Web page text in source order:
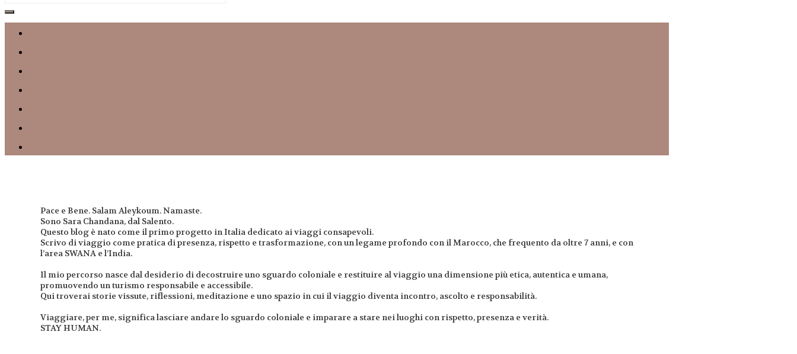
Pace e Bene. Salam Aleykoum. Namaste.
Sono Sara Chandana, dal Salento.
Questo blog è nato come il primo progetto in Italia dedicato ai viaggi consapevoli.
Scrivo di viaggio come pratica di presenza, rispetto e trasformazione, con un legame profondo con il Marocco, che frequento da oltre 7 anni, e con
l’area SWANA e l’India.
Il mio percorso nasce dal desiderio di decostruire uno sguardo coloniale e restituire al viaggio una dimensione più etica, autentica e umana,
promuovendo un turismo responsabile e accessibile.
Qui troverai storie vissute, riflessioni, meditazione e uno spazio in cui il viaggio diventa incontro, ascolto e responsabilità.
Viaggiare, per me, significa lasciare andare lo sguardo coloniale e imparare a stare nei luoghi con rispetto, presenza e verità.
STAY HUMAN.